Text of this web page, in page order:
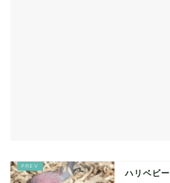
ハリベビー